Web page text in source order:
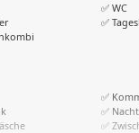
Mitte, nahe
und
und
✅ WC
✅
✅
✅
✅